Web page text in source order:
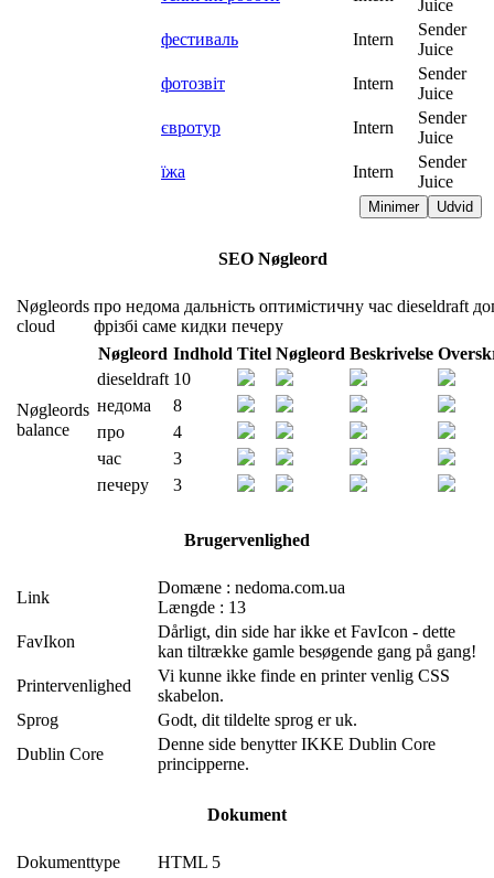
Juice
фестиваль
Intern
Sender
Juice
фотозвіт
Intern
Sender
Juice
євротур
Intern
Sender
Juice
їжа
Intern
Sender
Juice
Udvid
Minimer
SEO Nøgleord
Nøgleords
cloud
про недома дальність оптимістичну час dieseldraft
фрізбі саме кидки печеру
Nøgleords
balance
Nøgleord Indhold Titel Nøgleord Beskrivelse
dieseldraft 10
недома
8
про
4
час
3
печеру
3
Brugervenlighed
Link
Domæne : nedoma.com.ua
Længde : 13
FavIkon
Dårligt, din side har ikke et FavIcon - dette
kan tiltrække gamle besøgende gang på gang!
Printervenlighed
Vi kunne ikke finde en printer venlig CSS
skabelon.
Sprog
Godt, dit tildelte sprog er uk.
Dublin Core
Denne side benytter IKKE Dublin Core
principperne.
Dokument
Dokumenttype
HTML 5